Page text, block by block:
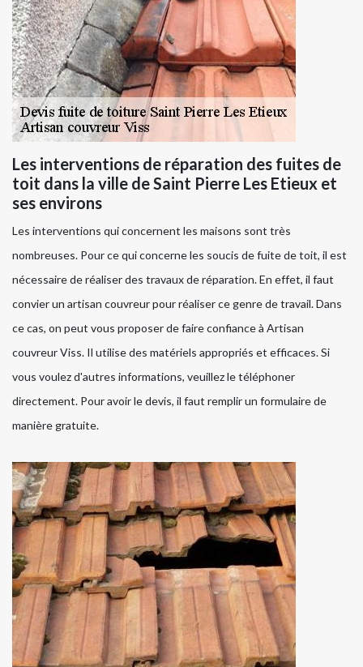
Les interventions de réparation des fuites de
toit dans la ville de Saint Pierre Les Etieux et
ses environs
Les interventions qui concernent les maisons sont très
nombreuses. Pour ce qui concerne les soucis de fuite de toit, il est
nécessaire de réaliser des travaux de réparation. En effet, il faut
convier un artisan couvreur pour réaliser ce genre de travail. Dans
ce cas, on peut vous proposer de faire confiance à Artisan
couvreur Viss. Il utilise des matériels appropriés et efficaces. Si
vous voulez d'autres informations, veuillez le téléphoner
directement. Pour avoir le devis, il faut remplir un formulaire de
manière gratuite.